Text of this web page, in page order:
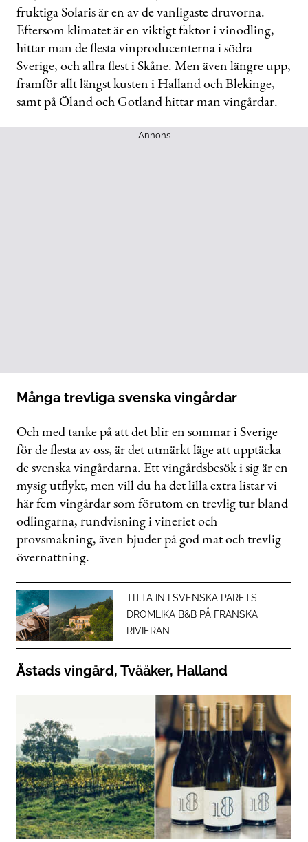
fruktiga Solaris är en av de vanligaste druvorna.
Eftersom klimatet är en viktigt faktor i vinodling,
hittar man de flesta vinproducenterna i södra
Sverige, och allra flest i Skåne. Men även längre upp,
framför allt längst kusten i Halland och Blekinge,
samt på Öland och Gotland hittar man vingårdar.
Annons
Många trevliga svenska vingårdar
Och med tanke på att det blir en sommar i Sverige
för de flesta av oss, är det utmärkt läge att upptäcka
de svenska vingårdarna. Ett vingårdsbesök i sig är en
mysig utflykt, men vill du ha det lilla extra listar vi
här fem vingårdar som förutom en trevlig tur bland
odlingarna, rundvisning i vineriet och
provsmakning, även bjuder på god mat och trevlig
övernattning.
TITTA IN I SVENSKA PARETS
DRÖMLIKA B&B PÅ FRANSKA
RIVIERAN
Ästads vingård, Tvååker, Halland